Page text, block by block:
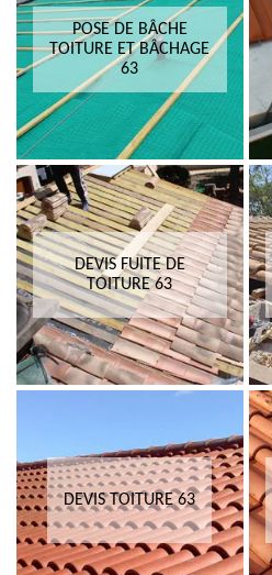
POSE DE BÂCHE
TOITURE ET BÂCHAGE
63
DEVIS FUITE DE
TOITURE 63
DEVIS TOITURE 63